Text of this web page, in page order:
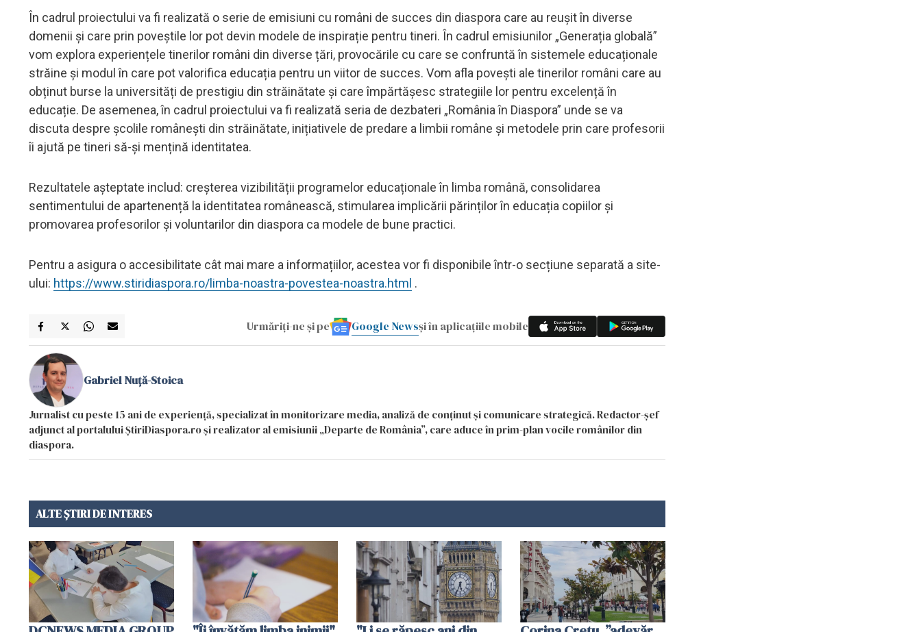
În cadrul proiectului va fi realizată o serie de emisiuni cu români de succes din diaspora care au reușit în diverse
domenii și care prin poveștile lor pot devin modele de inspirație pentru tineri. În cadrul emisiunilor „Generația globală”
vom explora experiențele tinerilor români din diverse țări, provocările cu care se confruntă în sistemele educaționale
străine și modul în care pot valorifica educația pentru un viitor de succes. Vom afla povești ale tinerilor români care au
obținut burse la universități de prestigiu din străinătate și care împărtășesc strategiile lor pentru excelență în
educație. De asemenea, în cadrul proiectului va fi realizată seria de dezbateri „România în Diaspora” unde se va
discuta despre școlile românești din străinătate, inițiativele de predare a limbii române și metodele prin care profesorii
îi ajută pe tineri să-și mențină identitatea.
Rezultatele așteptate includ: creșterea vizibilității programelor educaționale în limba română, consolidarea
sentimentului de apartenență la identitatea românească, stimularea implicării părinților în educația copiilor și
promovarea profesorilor și voluntarilor din diaspora ca modele de bune practici.
Pentru a asigura o accesibilitate cât mai mare a informațiilor, acestea vor fi disponibile într-o secțiune separată a site-
ului: https://www.stiridiaspora.ro/limba-noastra-povestea-noastra.html .
Urmăriți-ne și pe Google Newsși în aplicațiile mobile
Gabriel Nuță-Stoica
Jurnalist cu peste 15 ani de experiență, specializat în monitorizare media, analiză de conținut și comunicare strategică. Redactor-șef
adjunct al portalului ȘtiriDiaspora.ro și realizator al emisiunii „Departe de România”, care aduce în prim-plan vocile românilor din
diaspora.
ALTE ȘTIRI DE INTERES